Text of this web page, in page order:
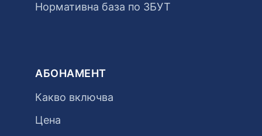
Нормативна база по ЗБУТ
АБОНАМЕНТ
Какво включва
Цена